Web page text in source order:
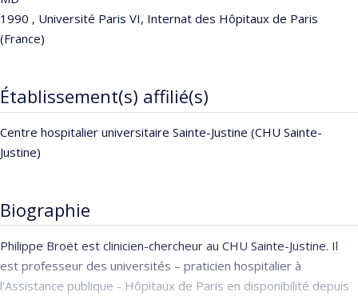
1990 , Université Paris VI, Internat des Hôpitaux de Paris
(France)
Établissement(s) affilié(s)
Centre hospitalier universitaire Sainte-Justine (CHU Sainte-
Justine)
Biographie
Philippe Broët est clinicien-chercheur au CHU Sainte-Justine. Il
est professeur des universités – praticien hospitalier à
l’Assistance publique - Hôpitaux de Paris en disponibilité depuis